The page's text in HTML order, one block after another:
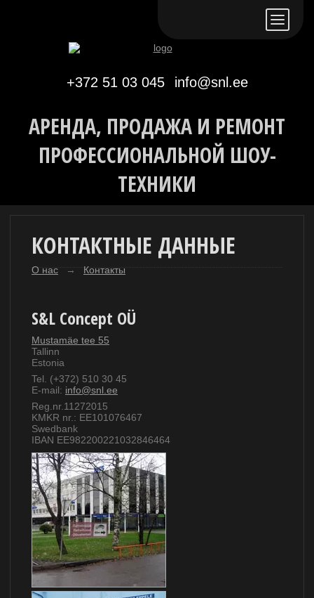
+372 51 03 045 info@snl.ee
АРЕНДА, ПРОДАЖА И РЕМОНТ
ПРОФЕССИОНАЛЬНОЙ ШОУ-
ТЕХНИКИ
КОНТАКТНЫЕ ДАННЫЕ
О нас → Контакты
S&L Concept OÜ
Mustamäe tee 55
Tallinn
Estonia
Tel. (+372) 510 30 45
E-mail: info@snl.ee
Reg.nr.11272015
KMKR nr.: EE101076467
Swedbank
IBAN EE982200221032846464